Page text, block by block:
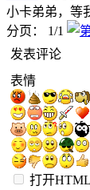
小卡弟弟，等
分页： 1/1
发表评论
表情
打开HTML